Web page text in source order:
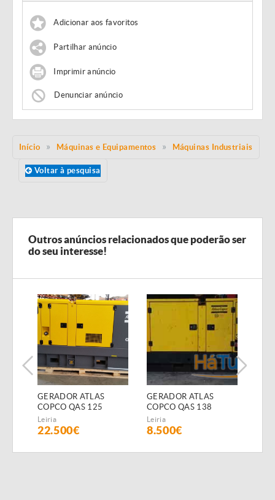
Adicionar aos favoritos
Partilhar anúncio
Imprimir anúncio
Denunciar anúncio
Início Máquinas e Equipamentos Máquinas Industriais
Voltar à pesquisa
Outros anúncios relacionados que poderão ser
do seu interesse!
GERADOR ATLAS
COPCO QAS 125
(Diesel)
Leiria
22.500€
GERADOR ATLAS
COPCO QAS 138
(Diesel)
Leiria
8.500€